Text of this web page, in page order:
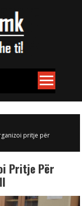
pritje për
Pritje Për